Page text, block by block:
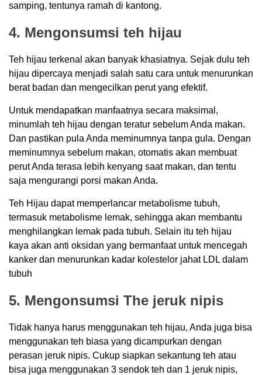
samping, tentunya ramah di kantong.
4. Mengonsumsi teh hijau
Teh hijau terkenal akan banyak khasiatnya. Sejak dulu teh
hijau dipercaya menjadi salah satu cara untuk menurunkan
berat badan dan mengecilkan perut yang efektif.
Untuk mendapatkan manfaatnya secara maksimal,
minumlah teh hijau dengan teratur sebelum Anda makan.
Dan pastikan pula Anda meminumnya tanpa gula. Dengan
meminumnya sebelum makan, otomatis akan membuat
perut Anda terasa lebih kenyang saat makan, dan tentu
saja mengurangi porsi makan Anda.
Teh Hijau dapat memperlancar metabolisme tubuh,
termasuk metabolisme lemak, sehingga akan membantu
menghilangkan lemak pada tubuh. Selain itu teh hijau
kaya akan anti oksidan yang bermanfaat untuk mencegah
kanker dan menurunkan kadar kolestelor jahat LDL dalam
tubuh
5. Mengonsumsi The jeruk nipis
Tidak hanya harus menggunakan teh hijau, Anda juga bisa
menggunakan teh biasa yang dicampurkan dengan
perasan jeruk nipis. Cukup siapkan sekantung teh atau
bisa juga menggunakan 3 sendok teh dan 1 jeruk nipis,